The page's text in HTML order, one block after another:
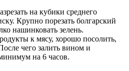
на кубики среднего
Крупно порезать болгарский
нашинковать зелень.
к мясу, хорошо посолить,
чего залить вином и
на 6 часов.